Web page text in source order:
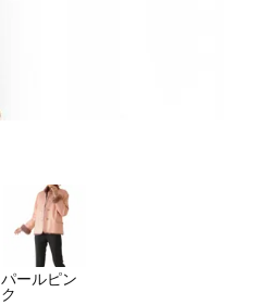
パールピン
ク